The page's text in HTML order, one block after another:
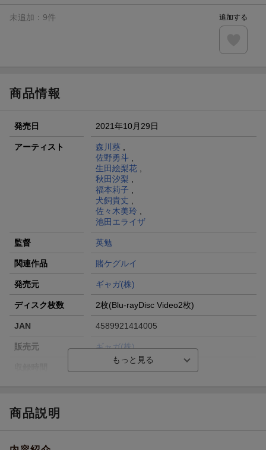
未追加： 9件 追加する
商品情報
発売日 2021年10月29日
アーティスト 森川葵
佐野勇斗
生田絵梨花,
秋田汐梨
福本莉子
犬飼貴丈
佐々木美玲
池田エライザ
監督 英勉
関連作品 賭ケグルイ
発売元 ギャガ(株)
ディスク枚数 2枚(Blu-rayDisc Video2枚)
JAN 4589921414005
販売元 ギャガ(株)
画面サイズ
商品説明